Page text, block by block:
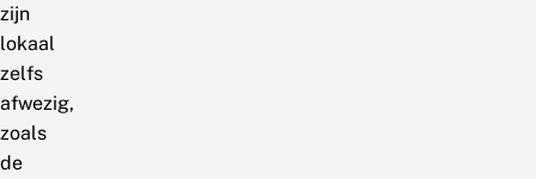
zijn
lokaal
zelfs
afwezig,
zoals
de